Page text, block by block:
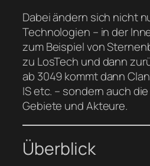
Dabei ändern sich nicht
Technologien – in der
zum Beispiel von
zu LosTech und dann
ab 3049 kommt dann
IS etc. – sondern auch
Gebiete und Akteure.
Überblick